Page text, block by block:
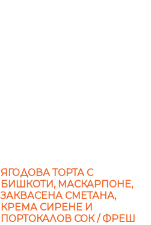
ЯГОДОВА ТОРТА С
БИШКОТИ, МАСКАРПОНЕ,
ЗАКВАСЕНА СМЕТАНА,
КРЕМА СИРЕНЕ И
ПОРТОКАЛОВ СОК / ФРЕШ